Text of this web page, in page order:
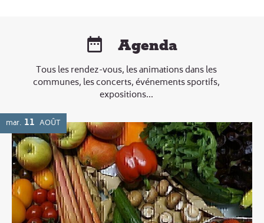
Agenda
Tous les rendez-vous, les animations dans les
communes, les concerts, événements sportifs,
expositions...
mar. 11 AOÛT